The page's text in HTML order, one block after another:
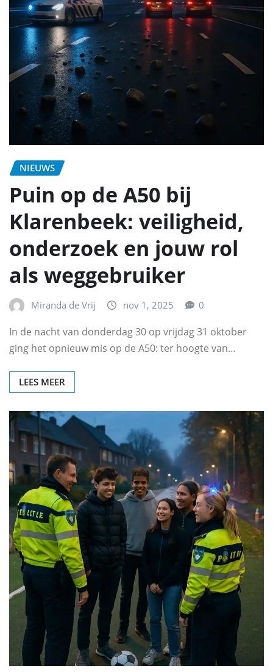
NIEUWS
Puin op de A50 bij
Klarenbeek: veiligheid,
onderzoek en jouw rol
als weggebruiker
Miranda de Vrij nov 1, 2025 0
In de nacht van donderdag 30 op vrijdag 31 oktober
ging het opnieuw mis op de A50: ter hoogte van…
LEES MEER